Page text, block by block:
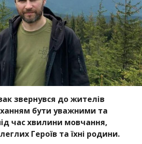
звернувся до жителів
бути уважними та
час хвилини мовчання,
Героїв та їхні родини.